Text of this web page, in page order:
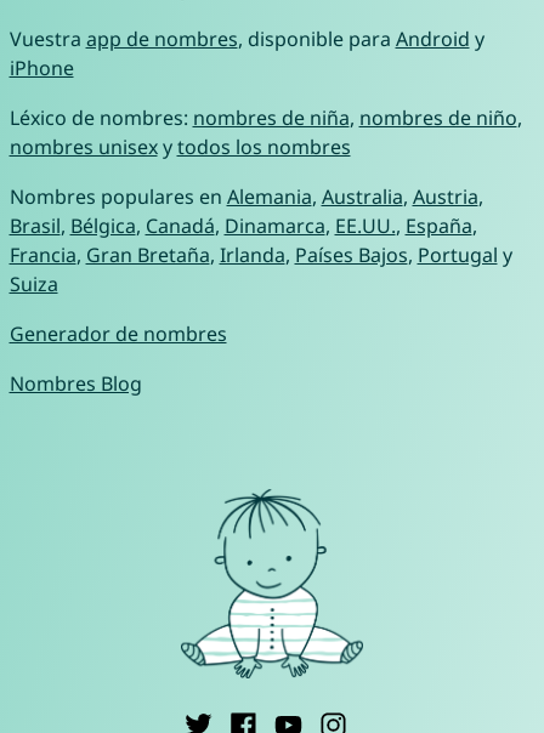
Vuestra app de nombres, disponible para Android y
iPhone
Léxico de nombres: nombres de niña, nombres de niño,
nombres unisexytodos los nombres
Nombres populares en Alemania, Australia, Austria,
Brasil, Bélgica, Canadá, Dinamarca, EE.UU., España,
Francia, Gran Bretaña, Irlanda, Países Bajos, Portugal y
Suiza
Generador de nombres
Nombres Blog